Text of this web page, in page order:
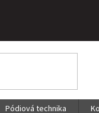
Pódiová technika